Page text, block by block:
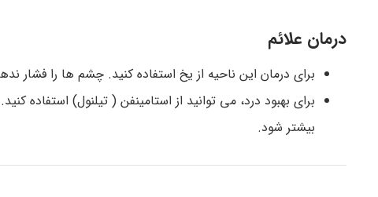
درمان علائم
برای درمان این ناحیه از یخ استفاده کنید. چشم ها را فشار
برای بهبود درد، می توانید از استامینفن ( تیلنول) استفاده کنید.
بیشتر شود.